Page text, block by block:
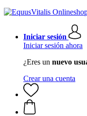
Iniciar sesión
Iniciar sesión ahora
¿Eres un nuevo
Crear una cuenta